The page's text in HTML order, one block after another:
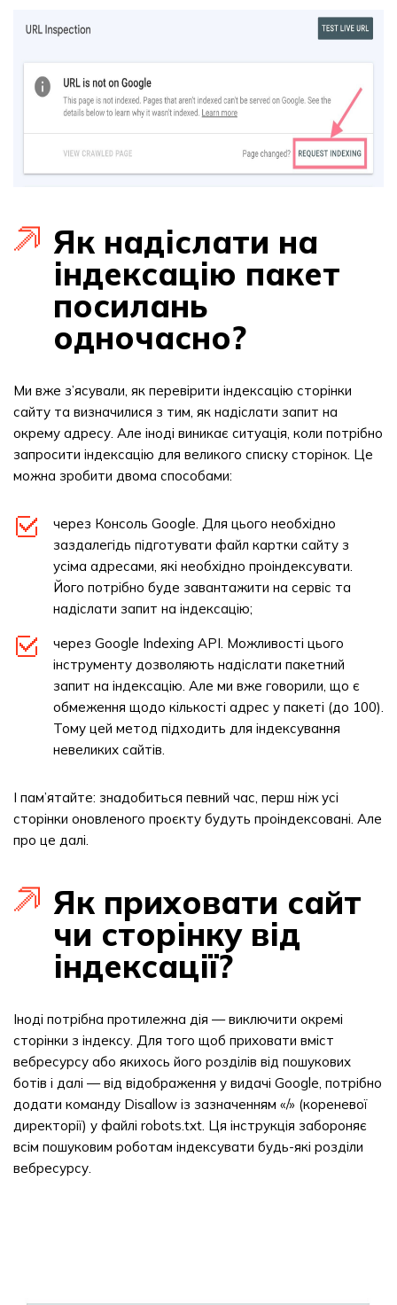
Як надіслати на
індексацію пакет
посилань
одночасно?
Ми вже з’ясували, як перевірити індексацію сторінки
сайту та визначилися з тим, як надіслати запит на
окрему адресу. Але іноді виникає ситуація, коли потрібно
запросити індексацію для великого списку сторінок. Це
можна зробити двома способами:
через Консоль Google. Для цього необхідно
заздалегідь підготувати файл картки сайту з
усіма адресами, які необхідно проіндексувати.
Його потрібно буде завантажити на сервіс та
надіслати запит на індексацію;
через Google Indexing API. Можливості цього
інструменту дозволяють надіслати пакетний
запит на індексацію. Але ми вже говорили, що є
обмеження щодо кількості адрес у пакеті (до 100).
Тому цей метод підходить для індексування
невеликих сайтів.
І пам’ятайте: знадобиться певний час, перш ніж усі
сторінки оновленого проєкту будуть проіндексовані. Але
про це далі.
Як приховати сайт
чи сторінку від
індексації?
Іноді потрібна протилежна дія — виключити окремі
сторінки з індексу. Для того щоб приховати вміст
вебресурсу або якихось його розділів від пошукових
ботів і далі — від відображення у видачі Google, потрібно
додати команду Disallow із зазначенням «/» (кореневої
директорії) у файлі robots.txt. Ця інструкція забороняє
всім пошуковим роботам індексувати будь-які розділи
вебресурсу.